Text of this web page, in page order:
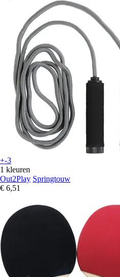
+-3
1 kleuren
Out2Play Springtouw
€ 6,51